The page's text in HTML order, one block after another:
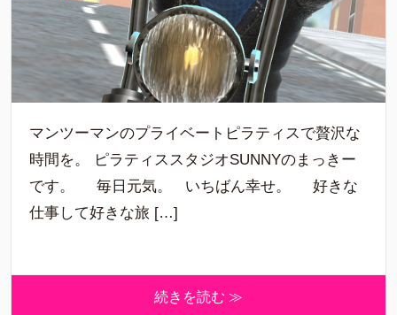
マンツーマンのプライベートピラティスで贅沢な
時間を。 ピラティススタジオSUNNYのまっきー
です。 毎日元気。 いちばん幸せ。 好きな
仕事して好きな旅 […]
続きを読む ≫